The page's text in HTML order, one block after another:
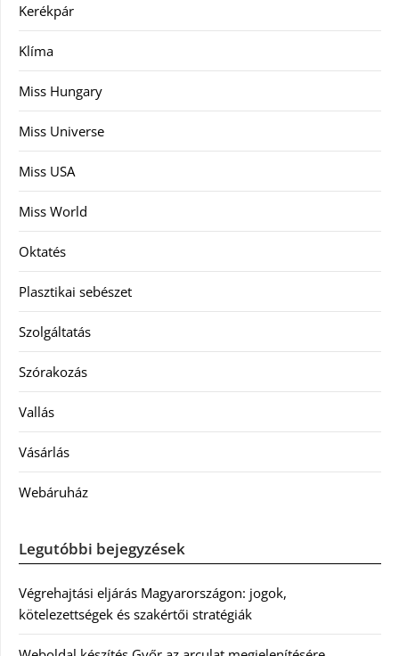
Kerékpár
Klíma
Miss Hungary
Miss Universe
Miss USA
Miss World
Oktatés
Plasztikai sebészet
Szolgáltatás
Szórakozás
Vallás
Vásárlás
Webáruház
Legutóbbi bejegyzések
Végrehajtási eljárás Magyarországon: jogok,
kötelezettségek és szakértői stratégiák